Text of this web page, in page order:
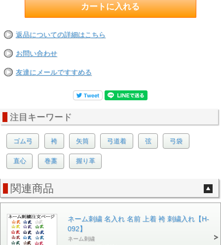
返品についての詳細はこちら
お問い合わせ
友達にメールですすめる
注目キーワード
ゴム弓 袴 矢筒 弓道着 弦 弓袋
直心 巻藁 握り革
関連商品
ネーム刺繍 名入れ 名前 上着 袴 刺繍入れ【H-
092】
ネーム刺繍